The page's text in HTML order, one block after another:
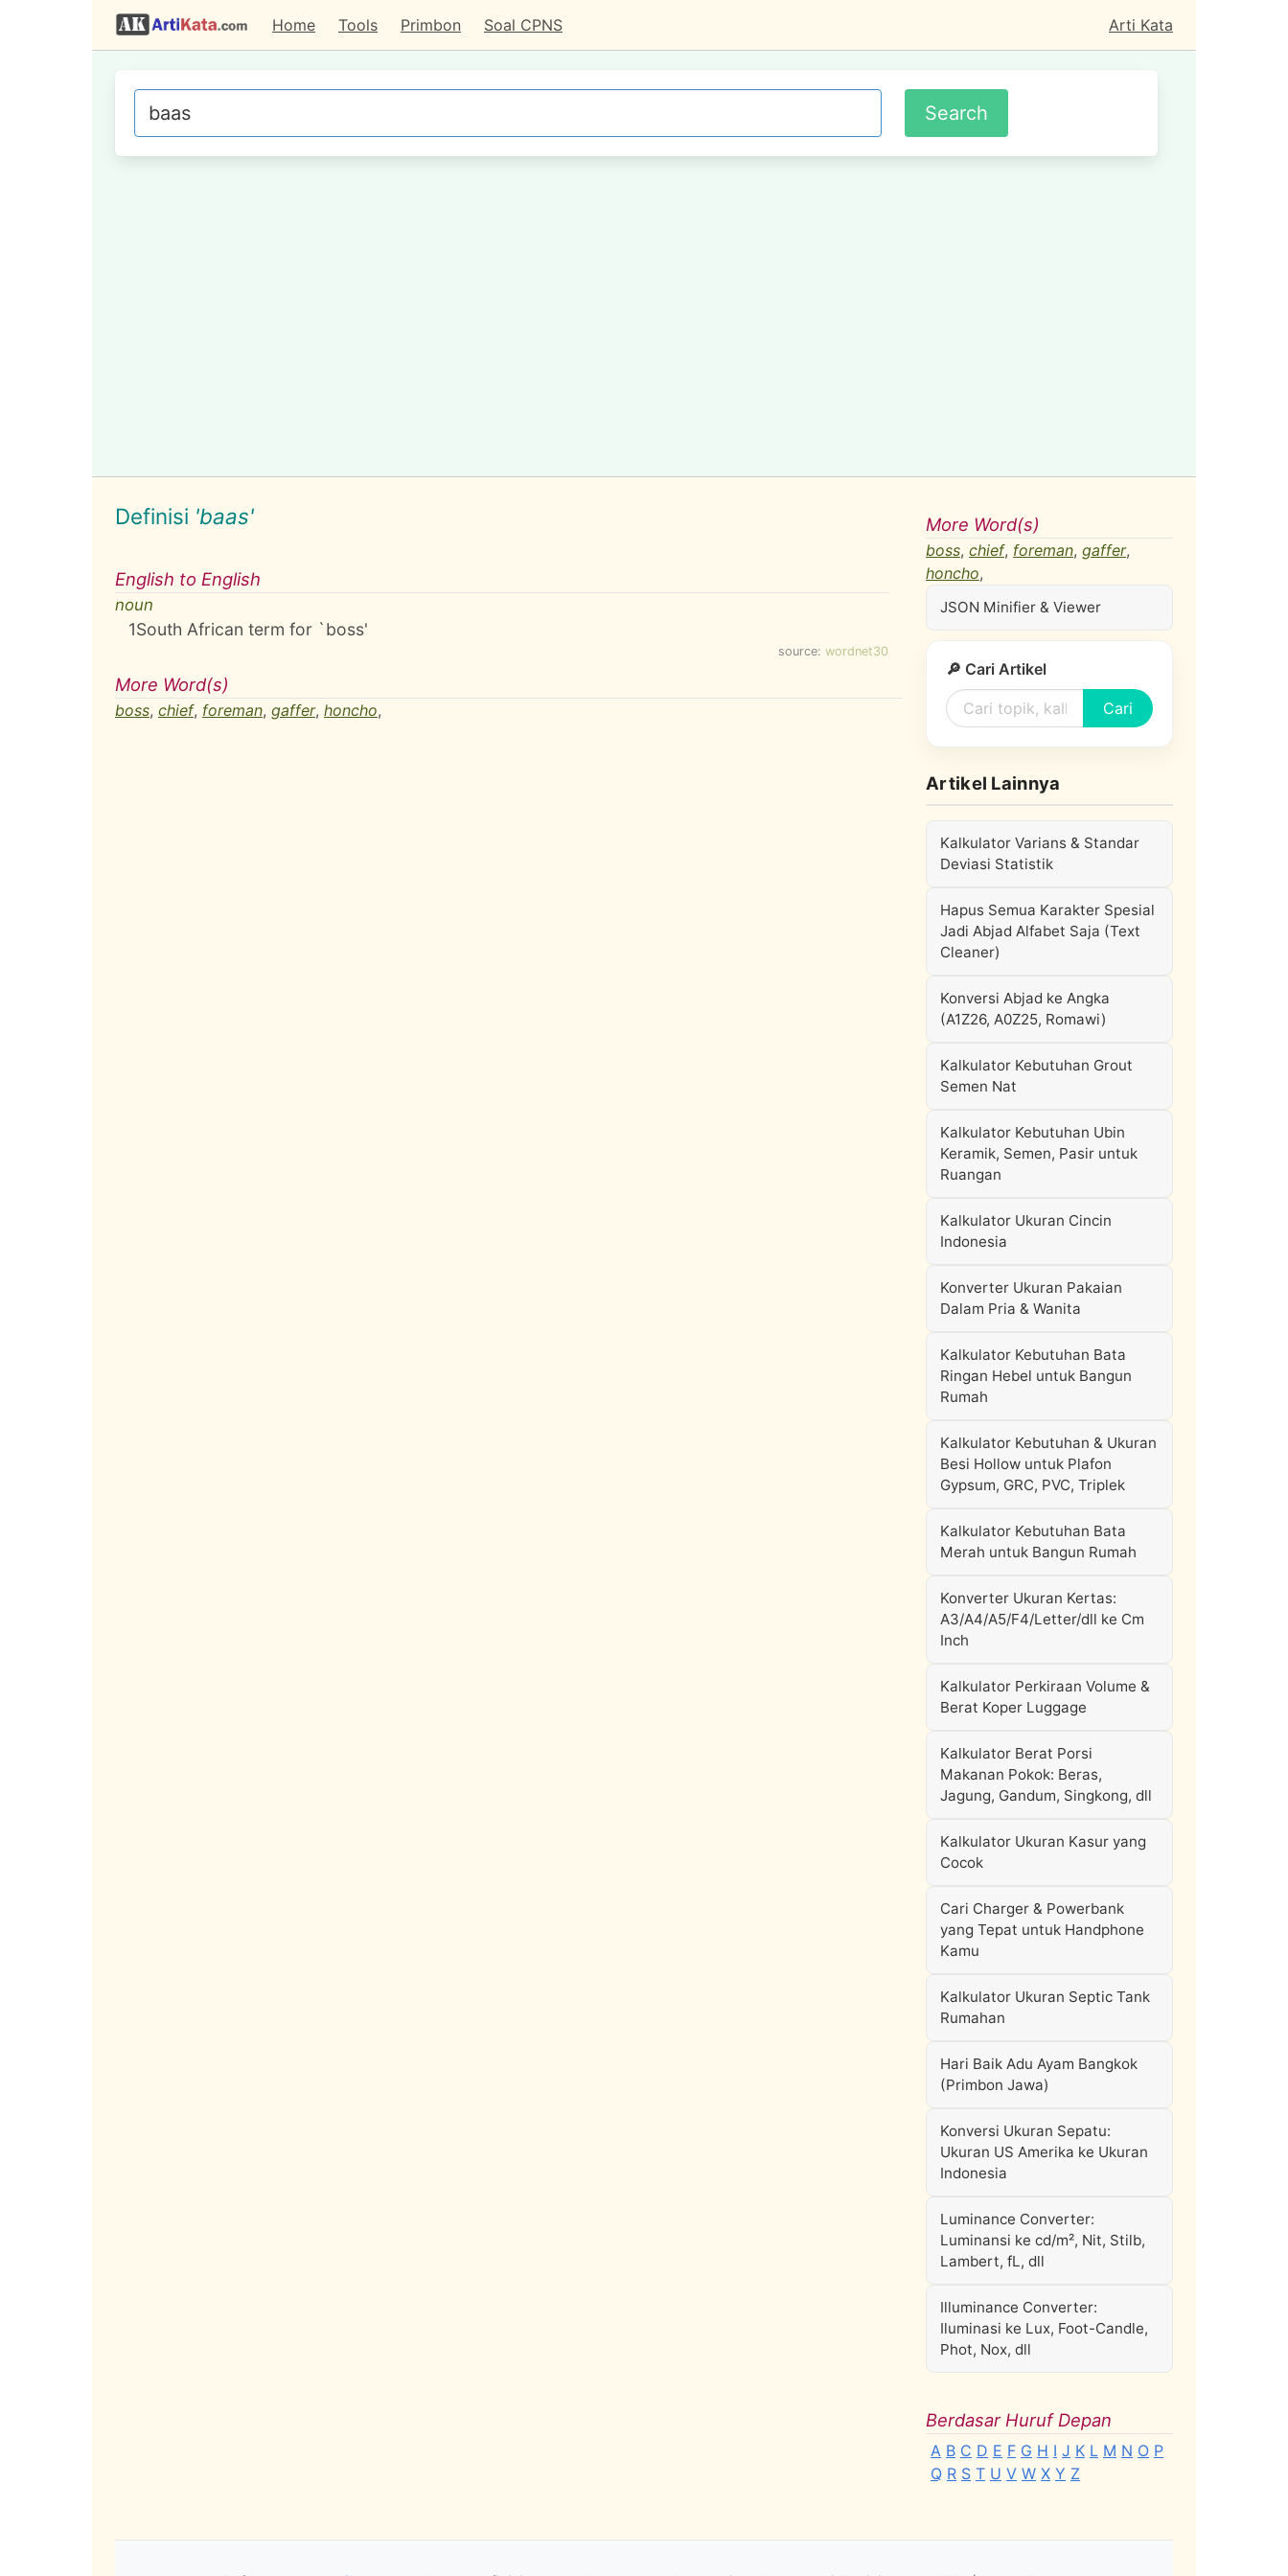
Home Tools Primbon Soal CPNS Arti Kata
Definisi 'baas'
English to English
noun
1South African term for `boss'
source: wordnet30
More Word(s)
boss, chief, foreman, gaffer, honcho,
More Word(s)
boss, chief, foreman, gaffer,
honcho,
JSON Minifier & Viewer
🔎 Cari Artikel
Cari
Artikel Lainnya
Kalkulator Varians & Standar
Deviasi Statistik
Hapus Semua Karakter Spesial
Jadi Abjad Alfabet Saja (Text
Cleaner)
Konversi Abjad ke Angka
(A1Z26, A0Z25, Romawi)
Kalkulator Kebutuhan Grout
Semen Nat
Kalkulator Kebutuhan Ubin
Keramik, Semen, Pasir untuk
Ruangan
Kalkulator Ukuran Cincin
Indonesia
Konverter Ukuran Pakaian
Dalam Pria & Wanita
Kalkulator Kebutuhan Bata
Ringan Hebel untuk Bangun
Rumah
Kalkulator Kebutuhan & Ukuran
Besi Hollow untuk Plafon
Gypsum, GRC, PVC, Triplek
Kalkulator Kebutuhan Bata
Merah untuk Bangun Rumah
Konverter Ukuran Kertas:
A3/A4/A5/F4/Letter/dll ke Cm
Inch
Kalkulator Perkiraan Volume &
Berat Koper Luggage
Kalkulator Berat Porsi
Makanan Pokok: Beras,
Jagung, Gandum, Singkong, dll
Kalkulator Ukuran Kasur yang
Cocok
Cari Charger & Powerbank
yang Tepat untuk Handphone
Kamu
Kalkulator Ukuran Septic Tank
Rumahan
Hari Baik Adu Ayam Bangkok
(Primbon Jawa)
Konversi Ukuran Sepatu:
Ukuran US Amerika ke Ukuran
Indonesia
Luminance Converter:
Luminansi ke cd/m², Nit, Stilb,
Lambert, fL, dll
Illuminance Converter:
Iluminasi ke Lux, Foot-Candle,
Phot, Nox, dll
Berdasar Huruf Depan
A B C D E F G H I J K L M N O P
Q R S T U V W X Y Z